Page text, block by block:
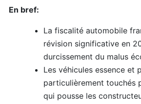
En bref:
La fiscalité automobile
révision significative en
durcissement du malus
Les véhicules essence et
particulièrement touchés
qui pousse les